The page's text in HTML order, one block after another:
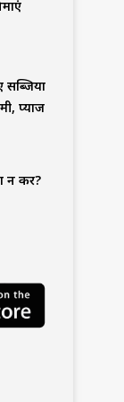
सब्जियों
प्याज
न करें?